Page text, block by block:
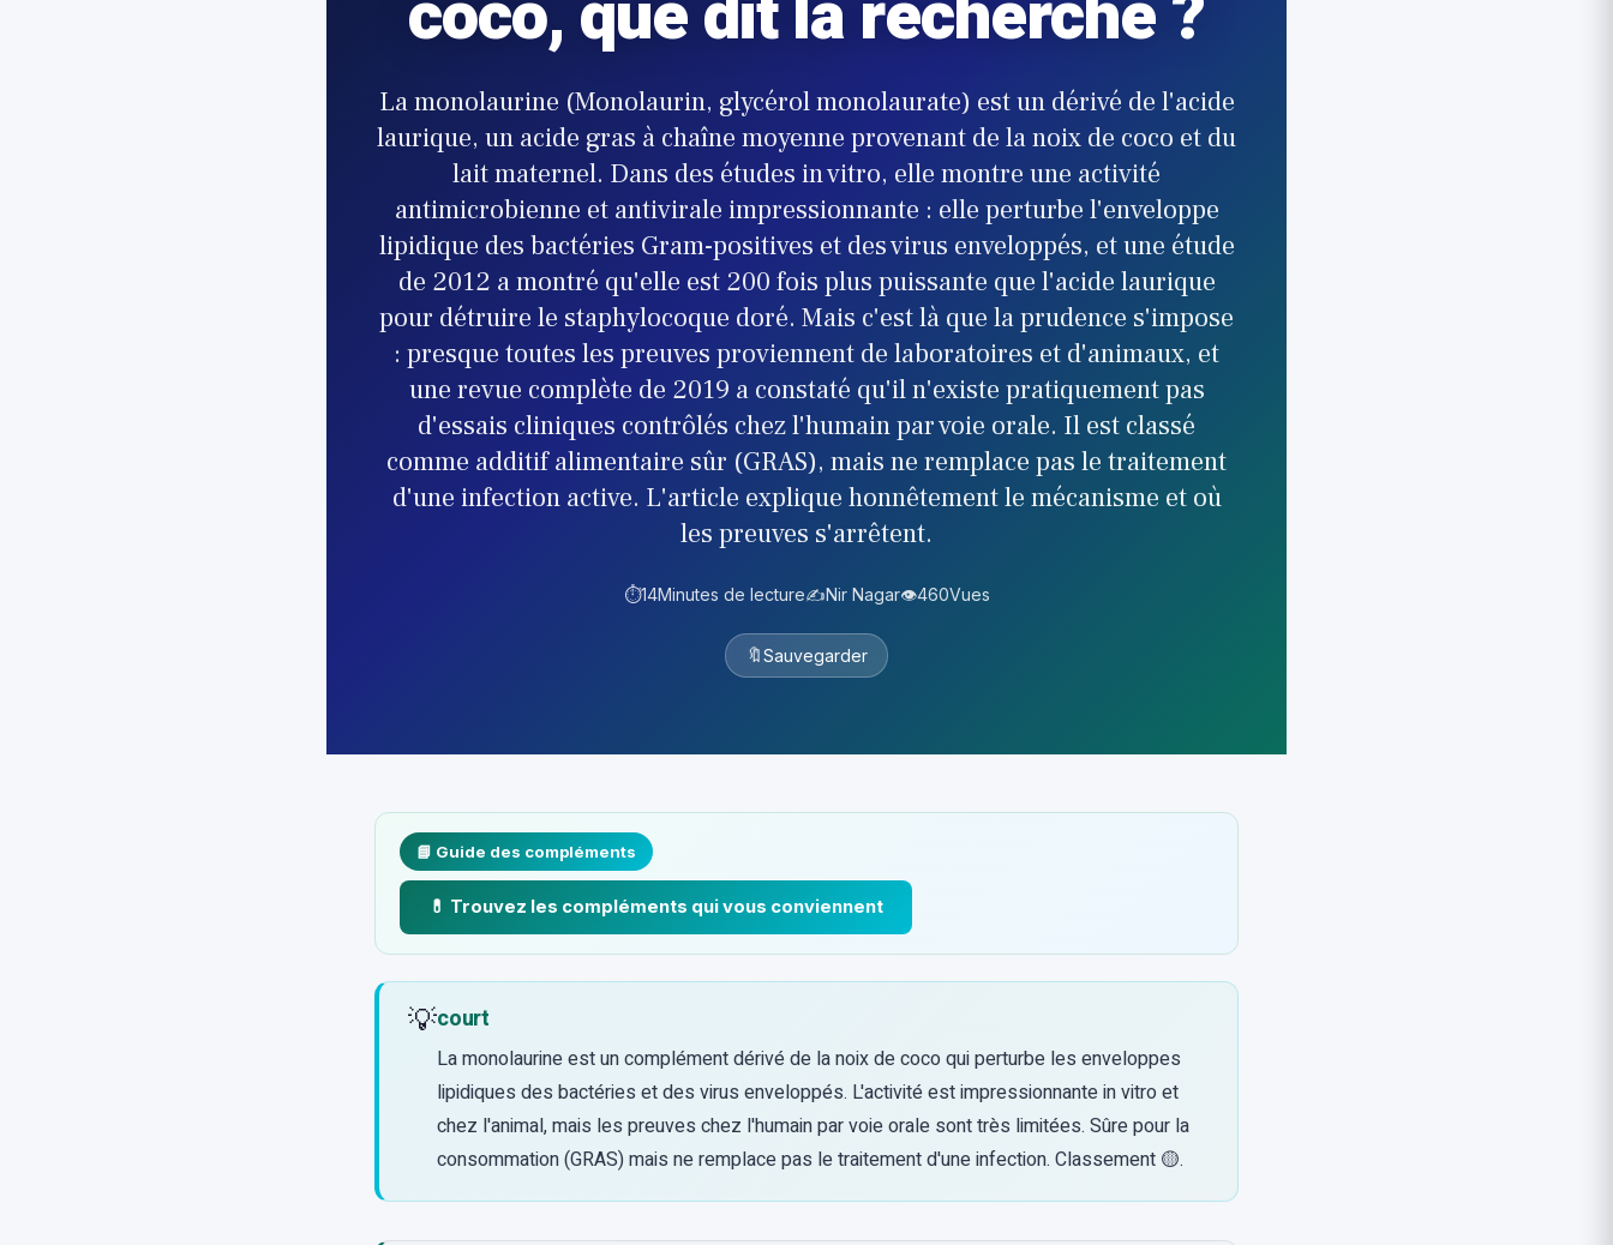
La monolaurine (Monolaurin, glycérol monolaurate) est un dérivé de l'acide
laurique, un acide gras à chaîne moyenne provenant de la noix de coco et du
lait maternel. Dans des études in vitro, elle montre une activité
antimicrobienne et antivirale impressionnante : elle perturbe l'enveloppe
lipidique des bactéries Gram-positives et des virus enveloppés, et une étude
de 2012 a montré qu'elle est 200 fois plus puissante que l'acide laurique
pour détruire le staphylocoque doré. Mais c'est là que la prudence s'impose
: presque toutes les preuves proviennent de laboratoires et d'animaux, et
une revue complète de 2019 a constaté qu'il n'existe pratiquement pas
d'essais cliniques contrôlés chez l'humain par voie orale. Il est classé
comme additif alimentaire sûr (GRAS), mais ne remplace pas le traitement
d'une infection active. L'article explique honnêtement le mécanisme et où
les preuves s'arrêtent.
⏱️14Minutes de lecture✍️Nir Nagar👁️460Vues
🔖Sauvegarder
📘 Guide des compléments
💊 Trouvez les compléments qui vous conviennent
💡court
La monolaurine est un complément dérivé de la noix de coco qui perturbe les enveloppes
lipidiques des bactéries et des virus enveloppés. L'activité est impressionnante in vitro et
chez l'animal, mais les preuves chez l'humain par voie orale sont très limitées. Sûre pour la
consommation (GRAS) mais ne remplace pas le traitement d'une infection. Classement 🟡.